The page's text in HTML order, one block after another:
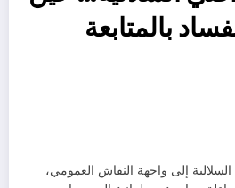
بالمتابعة
إلى واجهة النقاش العمومي،